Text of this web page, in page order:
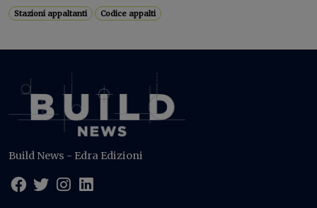
Stazioni appaltanti Codice appalti
Build News - Edra Edizioni